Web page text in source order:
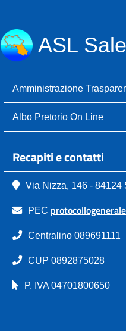
ASL
Amministrazione
Albo Pretorio On Line
Recapiti e contatti
Via Nizza, 146 - 84124
PEC
Centralino 089691111
CUP 0892875028
P. IVA 04701800650